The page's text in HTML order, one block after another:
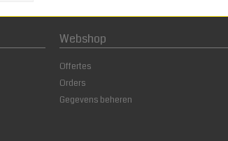
Webshop
Offertes
Orders
Gegevens beheren